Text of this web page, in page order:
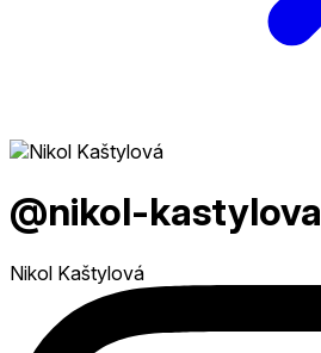
@nikol-kastylova
Nikol Kaštylová